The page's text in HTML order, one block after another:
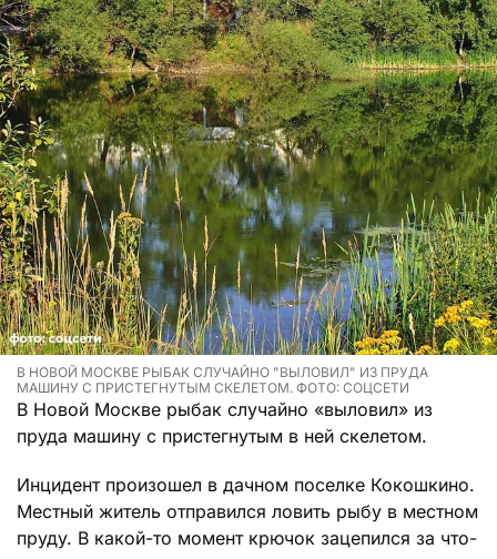
В НОВОЙ МОСКВЕ РЫБАК СЛУЧАЙНО "ВЫЛОВИЛ" ИЗ ПРУДА
МАШИНУ С ПРИСТЕГНУТЫМ СКЕЛЕТОМ. ФОТО: СОЦСЕТИ
В Новой Москве рыбак случайно «выловил» из
пруда машину с пристегнутым в ней скелетом.
Инцидент произошел в дачном поселке Кокошкино.
Местный житель отправился ловить рыбу в местном
пруду. В какой-то момент крючок зацепился за что-